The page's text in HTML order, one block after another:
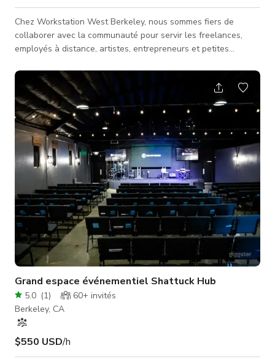
Chez Workstation West Berkeley, nous sommes fiers de
collaborer avec la communauté pour servir les freelances,
employés à distance, artistes, entrepreneurs et petites
les événements professionnels, ateliers, cours de danse &
fitness, expositions d'art et plus encore. Caractéristiques de la
« Salle Sequoia » : La salle Sequoia offre beaucoup d'espace
et d'options d'assise, une belle lumière naturelle et une
superbe kitchenette
Grand espace événementiel Shattuck Hub
5.0 (1) 60+ invités
Berkeley, CA
$550 USD/h